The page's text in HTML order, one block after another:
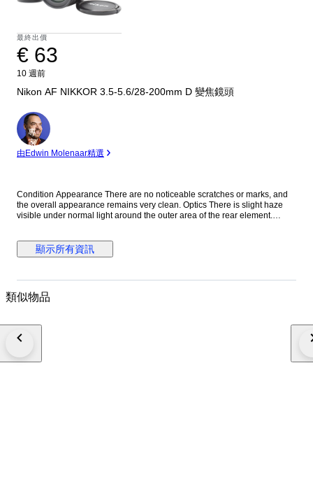
最終出價
€ 63
10 週前
Nikon AF NIKKOR 3.5-5.6/28-200mm D 變焦鏡頭
專
家
由Edwin Molenaar精選
Condition Appearance There are no noticeable scratches or marks, and
the overall appearance remains very clean. Optics There is slight haze
visible under normal light around the outer area of the rear element.
checks, allowing us to provide more accurate information regarding
optical condition. Function Fully functional. All operations work properly
shown in the photos is included. Description This versatile Nikon 28-
one solution for travel and everyday photography. Shipping We ship via
everything from wide-angle scenes to telephoto subjects with a single
performance with no impact on image quality. Each item is carefully
顯示所有資訊
類似物品